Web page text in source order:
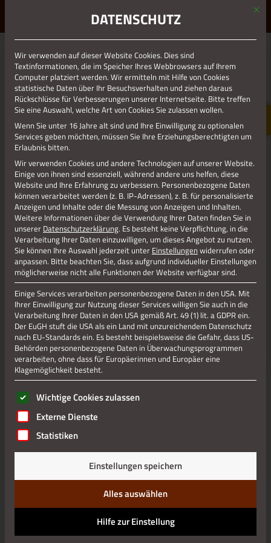
ERLEBE STOLBERG.ERLEBE DICH.
Datenschutz
Impressum
Mit
DATENSCHUTZ
Wir verwenden auf dieser Website Cookies. Dies sind
Textinformationen, die im Speicher Ihres Webbrowsers auf Ihrem
Computer platziert werden. Wir ermitteln mit Hilfe von Cookies
statistische Daten über Ihr Besuchsverhalten und ziehen daraus
Rückschlüsse für Verbesserungen unserer Internetseite. Bitte treffen
Sie eine Auswahl, welche Art von Cookies Sie zulassen wollen.
Wenn Sie unter 16 Jahre alt sind und Ihre Einwilligung zu optionalen
Services geben möchten, müssen Sie Ihre Erziehungsberechtigten um
Erlaubnis bitten.
Wir verwenden Cookies und andere Technologien auf unserer Website.
Einige von ihnen sind essenziell, während andere uns helfen, diese
Website und Ihre Erfahrung zu verbessern. Personenbezogene Daten
können verarbeitet werden (z. B. IP-Adressen), z. B. für personalisierte
Anzeigen und Inhalte oder die Messung von Anzeigen und Inhalten.
Weitere Informationen über die Verwendung Ihrer Daten finden Sie in
unserer Datenschutzerklärung. Es besteht keine Verpflichtung, in die
Verarbeitung Ihrer Daten einzuwilligen, um dieses Angebot zu nutzen.
Sie können Ihre Auswahl jederzeit unter Einstellungen widerrufen oder
anpassen. Bitte beachten Sie, dass aufgrund individueller Einstellungen
möglicherweise nicht alle Funktionen der Website verfügbar sind.
Einige Services verarbeiten personenbezogene Daten in den USA. Mit
Ihrer Einwilligung zur Nutzung dieser Services willigen Sie auch in die
Verarbeitung Ihrer Daten in den USA gemäß Art. 49 (1) lit. a GDPR ein.
Der EuGH stuft die USA als ein Land mit unzureichendem Datenschutz
nach EU-Standards ein. Es besteht beispielsweise die Gefahr, dass US-
Behörden personenbezogene Daten in Überwachungsprogrammen
verarbeiten, ohne dass für Europäerinnen und Europäer eine
Klagemöglichkeit besteht.
Es folgt eine Liste der Service-Gruppen, für die eine
Wichtige Cookies zulassen
Externe Dienste
Statistiken
Einstellungen speichern
Alles auswählen
Hilfe zur Einstellung